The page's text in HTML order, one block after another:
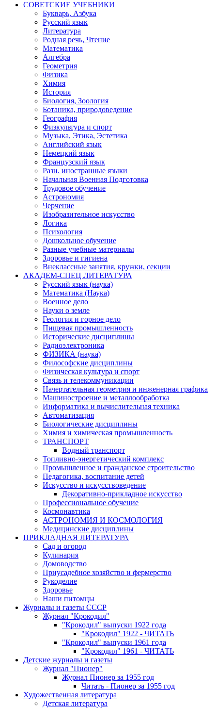
СОВЕТСКИЕ УЧЕБНИКИ
Букварь, Азбука
Русский язык
Литература
Родная речь, Чтение
Математика
Алгебра
Геометрия
Физика
Химия
История
Биология, Зоология
Ботаника, природоведение
География
Физкультура и спорт
Музыка, Этика, Эстетика
Английский язык
Немецкий язык
Французский язык
Разн. иностранные языки
Начальная Военная Подготовка
Трудовое обучение
Астрономия
Черчение
Изобразительное искусство
Логика
Психология
Дошкольное обучение
Разные учебные материалы
Здоровье и гигиена
Внеклассные занятия, кружки, секции
АКАДЕМ-СПЕЦ ЛИТЕРАТУРА
Русский язык (наука)
Математика (Наука)
Военное дело
Науки о земле
Геология и горное дело
Пищевая промышленность
Исторические дисциплины
Радиоэлектроника
ФИЗИКА (наука)
Философские дисциплины
Физическая культура и спорт
Связь и телекоммуникации
Начертательная геометрия и инженерная графика
Машиностроение и металлообработка
Информатика и вычислительная техника
Автоматизация
Биологические дисциплины
Химия и химическая промышленность
ТРАНСПОРТ
Водный транспорт
Топливно-энергетический комплекс
Промышленное и гражданское строительство
Педагогика, воспитание детей
Искусство и искусствоведение
Декоративно-прикладное искусство
Профессиональное обучение
Космонавтика
АСТРОНОМИЯ И КОСМОЛОГИЯ
Медицинские дисциплины
ПРИКЛАДНАЯ ЛИТЕРАТУРА
Сад и огород
Кулинария
Домоводство
Приусадебное хозяйство и фермерство
Рукоделие
Здоровье
Наши питомцы
Журналы и газеты СССР
Журнал "Крокодил"
"Крокодил" выпуски 1922 года
"Крокодил" 1922 - ЧИТАТЬ
"Крокодил" выпуски 1961 года
"Крокодил" 1961 - ЧИТАТЬ
Детские журналы и газеты
Журнал "Пионер"
Журнал Пионер за 1955 год
Читать - Пионер за 1955 год
Художественная литература
Детская литература